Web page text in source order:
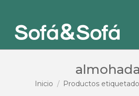
Estás aquí:
Inicio Productos